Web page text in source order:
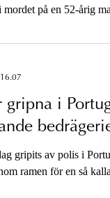
på en 52-årig
också för två
16.07
gripna i
gripits av polis i
ramen för en så